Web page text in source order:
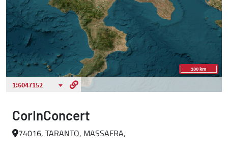
CorInConcert
74016, TARANTO, MASSAFRA,